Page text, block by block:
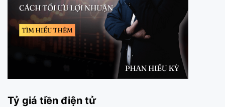
Tỷ giá tiền điện tử